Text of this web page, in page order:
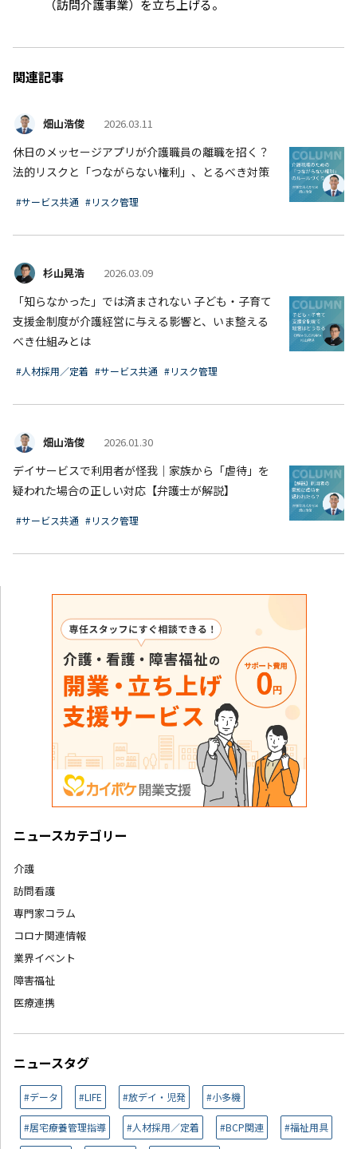
（訪問介護事業）を立ち上げる。
関連記事
畑山浩俊 2026.03.11
休日のメッセージアプリが介護職員の離職を招く？
法的リスクと「つながらない権利」、とるべき対策
#サービス共通 #リスク管理
杉山晃浩 2026.03.09
「知らなかった」では済まされない 子ども・子育て
支援金制度が介護経営に与える影響と、いま整える
べき仕組みとは
#人材採用／定着 #サービス共通 #リスク管理
畑山浩俊 2026.01.30
デイサービスで利用者が怪我｜家族から「虐待」を
疑われた場合の正しい対応【弁護士が解説】
#サービス共通 #リスク管理
ニュースカテゴリー
介護
訪問看護
専門家コラム
コロナ関連情報
業界イベント
障害福祉
医療連携
ニュースタグ
#データ #LIFE #放デイ・児発 #小多機
#居宅療養管理指導 #人材採用／定着 #BCP関連 #福祉用具